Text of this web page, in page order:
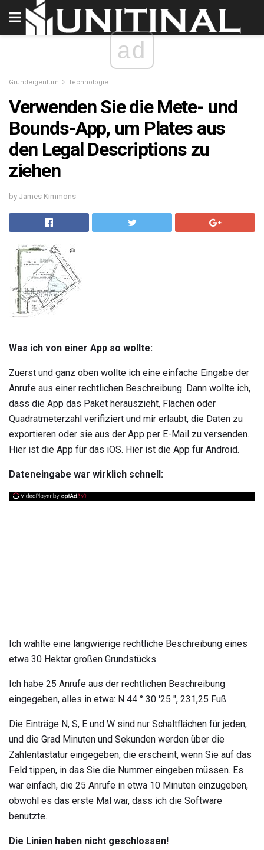
ad
Grundeigentum Technologie
Verwenden Sie die Mete- und
Bounds-App, um Plates aus
den Legal Descriptions zu
ziehen
by James Kimmons
Was ich von einer App so wollte:
Zuerst und ganz oben wollte ich eine einfache Eingabe der
Anrufe aus einer rechtlichen Beschreibung. Dann wollte ich,
dass die App das Paket herauszieht, Flächen oder
Quadratmeterzahl verifiziert und mir erlaubt, die Daten zu
exportieren oder sie aus der App per E-Mail zu versenden.
Hier ist die App für das iOS. Hier ist die App für Android.
Dateneingabe war wirklich schnell:
Ich wählte eine langwierige rechtliche Beschreibung eines
etwa 30 Hektar großen Grundstücks.
Ich habe 25 Anrufe aus der rechtlichen Beschreibung
eingegeben, alles in etwa: N 44 ° 30 '25 ", 231,25 Fuß.
Die Einträge N, S, E und W sind nur Schaltflächen für jeden,
und die Grad Minuten und Sekunden werden über die
Zahlentastatur eingegeben, die erscheint, wenn Sie auf das
Feld tippen, in das Sie die Nummer eingeben müssen. Es
war einfach, die 25 Anrufe in etwa 10 Minuten einzugeben,
obwohl es das erste Mal war, dass ich die Software
benutzte.
Die Linien haben nicht geschlossen!